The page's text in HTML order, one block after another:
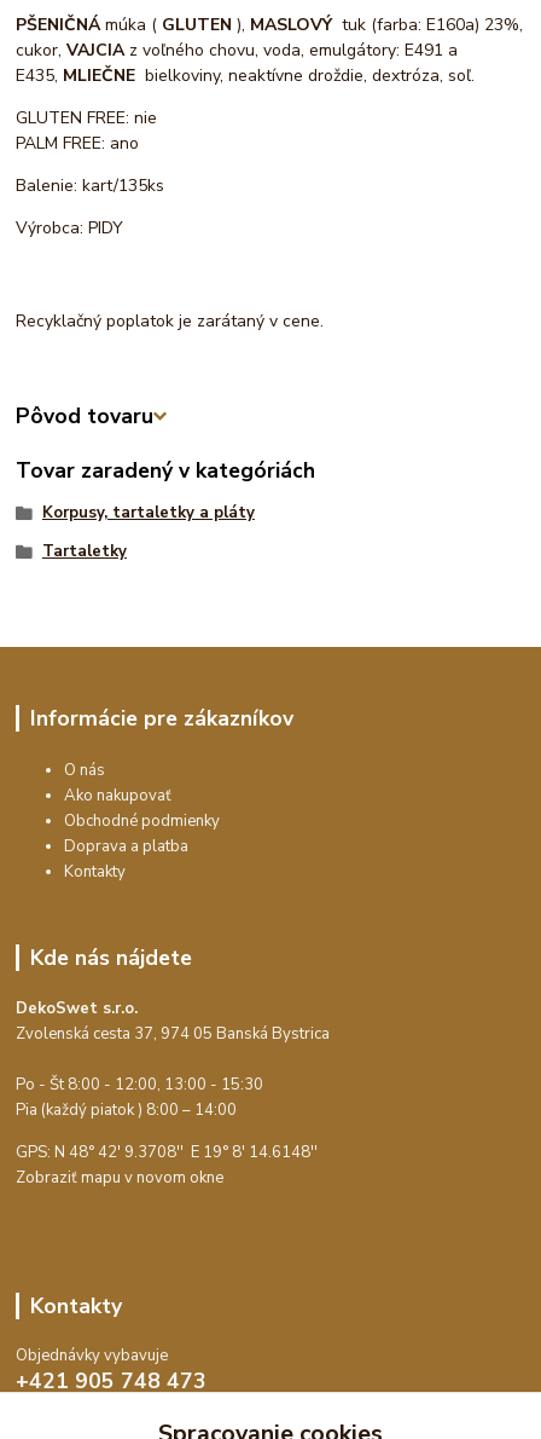
PŠENIČNÁmúka ( GLUTEN ), MASLOVÝ tuk (farba: E160a) 23%,
cukor,VAJCIAz voľného chovu, voda, emulgátory: E491 a
E435, MLIEČNE bielkoviny, neaktívne droždie, dextróza, soľ.
GLUTEN FREE: nie
PALM FREE: ano
Balenie: kart/135ks
Výrobca: PIDY
Recyklačný poplatok je zarátaný v cene.
Pôvod tovaru
Tovar zaradený v kategóriách
Korpusy, tartaletky a pláty
Tartaletky
Informácie pre zákazníkov
O nás
Ako nakupovať
Obchodné podmienky
Doprava a platba
Kontakty
Kde nás nájdete
DekoSwet s.r.o.
Zvolenská cesta 37, 974 05 Banská Bystrica
Po - Št 8:00 - 12:00, 13:00 - 15:30
Pia (každý piatok ) 8:00 – 14:00
GPS: N 48° 42' 9.3708'' E 19° 8' 14.6148''
Zobraziť mapu v novom okne
Kontakty
Objednávky vybavuje
+421 905 748 473